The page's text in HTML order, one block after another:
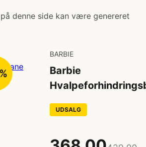
denne side kan være genereret
BARBIE
Barbie
UDSALG